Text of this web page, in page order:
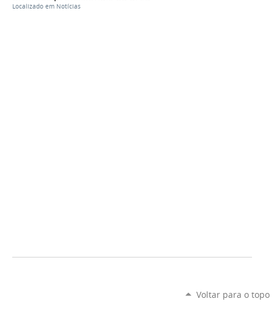
Localizado em Notícias
Voltar para o topo